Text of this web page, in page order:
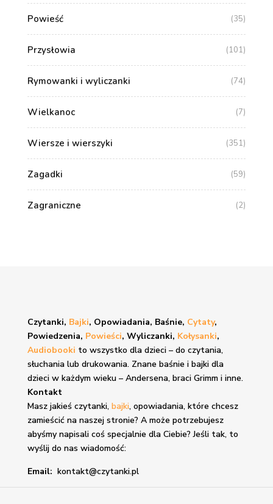
Powieść (35)
Przysłowia (101)
Rymowanki i wyliczanki (74)
Wielkanoc (7)
Wiersze i wierszyki (351)
Zagadki (59)
Zagraniczne (2)
Czytanki, Bajki, Opowiadania, Baśnie, Cytaty,
Powiedzenia, Powieści, Wyliczanki, Kołysanki,
Audiobooki to wszystko dla dzieci – do czytania,
słuchania lub drukowania. Znane baśnie i bajkidla
dzieci w każdym wieku – Andersena, braci Grimm i inne.
Kontakt
Masz jakieś czytanki, bajki, opowiadania, które chcesz
zamieścić na naszej stronie? A może potrzebujesz
abyśmy napisali coś specjalnie dla Ciebie? Jeśli tak, to
wyślij do nas wiadomość:
Email: kontakt@czytanki.pl